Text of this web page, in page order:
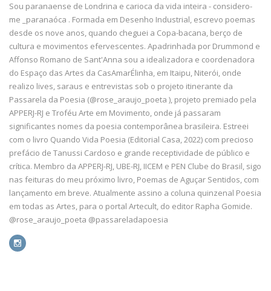
Sou paranaense de Londrina e carioca da vida inteira - considero-
me _paranaóca . Formada em Desenho Industrial, escrevo poemas
desde os nove anos, quando cheguei a Copa-bacana, berço de
cultura e movimentos efervescentes. Apadrinhada por Drummond e
Affonso Romano de Sant'Anna sou a idealizadora e coordenadora
do Espaço das Artes da CasAmarÉlinha, em Itaipu, Niterói, onde
realizo lives, saraus e entrevistas sob o projeto itinerante da
Passarela da Poesia (@rose_araujo_poeta ), projeto premiado pela
APPERJ-RJ e Troféu Arte em Movimento, onde já passaram
significantes nomes da poesia contemporânea brasileira. Estreei
com o livro Quando Vida Poesia (Editorial Casa, 2022) com precioso
prefácio de Tanussi Cardoso e grande receptividade de público e
crítica. Membro da APPERJ-RJ, UBE-RJ, IICEM e PEN Clube do Brasil, sigo
nas feituras do meu próximo livro, Poemas de Aguçar Sentidos, com
lançamento em breve. Atualmente assino a coluna quinzenal Poesia
em todas as Artes, para o portal Artecult, do editor Rapha Gomide.
@rose_araujo_poeta @passareladapoesia